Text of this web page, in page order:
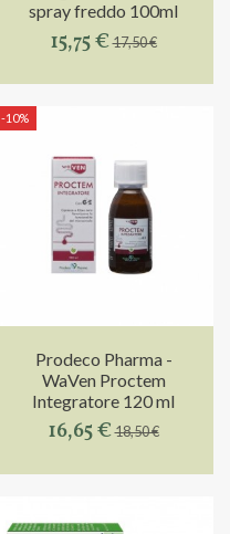
spray freddo 100ml
15,75 €17,50 €
-10%
Prodeco Pharma -
WaVen Proctem
Integratore 120 ml
16,65 €18,50 €